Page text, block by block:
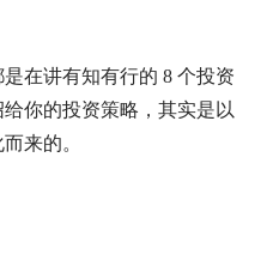
在讲有知有行的 8 个投资
你的投资策略，其实是以
来的。